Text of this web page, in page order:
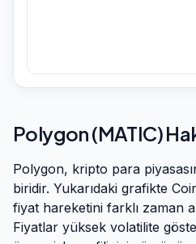
Polygon(MATIC)
Polygon, kripto para
biridir. Yukarıdaki grafikte
fiyat hareketini farklı zaman
Fiyatlar yüksek volatilite